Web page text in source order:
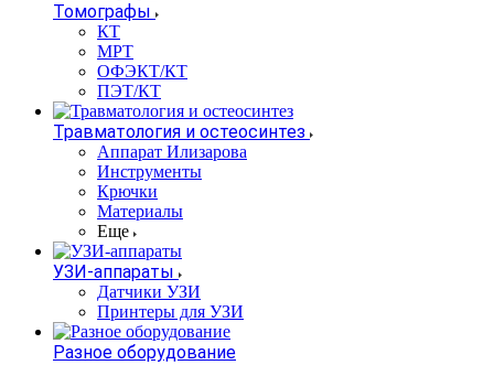
Томографы
КТ
МРТ
ОФЭКТ/КТ
ПЭТ/КТ
Травматология и остеосинтез
Аппарат Илизарова
Инструменты
Крючки
Материалы
Еще
УЗИ-аппараты
Датчики УЗИ
Принтеры для УЗИ
Разное оборудование